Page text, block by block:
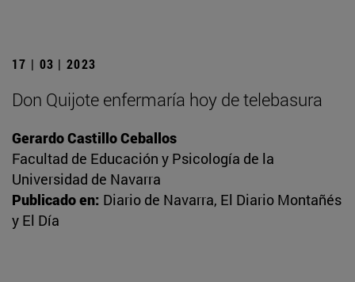
17 | 03 | 2023
Don Quijote enfermaría hoy de telebasura
Gerardo Castillo Ceballos
Facultad de Educación y Psicología de la
Universidad de Navarra
Publicado en: Diario de Navarra, El Diario Montañés
y El Día